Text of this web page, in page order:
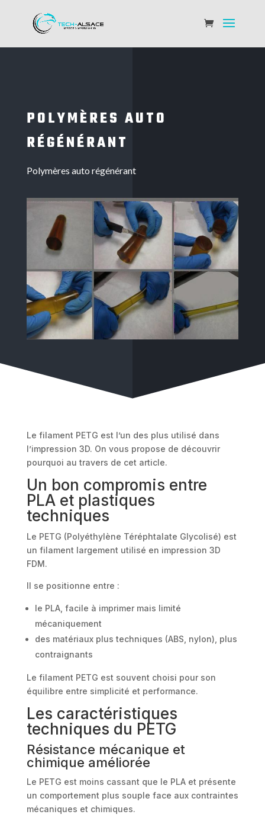
POLYMÈRES AUTO
RÉGÉNÉRANT
Polymères auto régénérant
Le filament PETG est l’un des plus utilisé dans
l’impression 3D. On vous propose de découvrir
pourquoi au travers de cet article.
Un bon compromis entre
PLA et plastiques
techniques
Le PETG (Polyéthylène Téréphtalate Glycolisé) est
un filament largement utilisé en impression 3D
FDM.
Il se positionne entre :
le PLA, facile à imprimer mais limité
mécaniquement
des matériaux plus techniques (ABS, nylon), plus
contraignants
Le filament PETG est souvent choisi pour son
équilibre entre simplicité et performance.
Les caractéristiques
techniques du PETG
Résistance mécanique et
chimique améliorée
Le PETG est moins cassant que le PLA et présente
un comportement plus souple face aux contraintes
mécaniques et chimiques.